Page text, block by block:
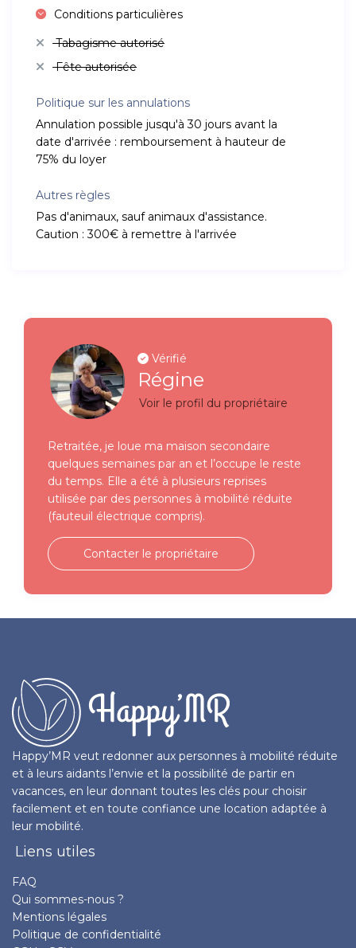
Conditions particulières
Tabagisme autorisé
Fête autorisée
Politique sur les annulations
Annulation possible jusqu'à 30 jours avant la
date d'arrivée : remboursement à hauteur de
75% du loyer
Autres règles
Pas d'animaux, sauf animaux d'assistance.
Caution : 300€ à remettre à l'arrivée
Vérifié
Régine
Voir le profil du propriétaire
Retraitée, je loue ma maison secondaire
quelques semaines par an et l’occupe le reste
du temps. Elle a été à plusieurs reprises
utilisée par des personnes à mobilité réduite
(fauteuil électrique compris).
Contacter le propriétaire
Happy’MR veut redonner aux personnes à mobilité réduite
et à leurs aidants l’envie et la possibilité de partir en
vacances, en leur donnant toutes les clés pour choisir
facilement et en toute confiance une location adaptée à
leur mobilité.
Liens utiles
FAQ
Qui sommes-nous ?
Mentions légales
Politique de confidentialité